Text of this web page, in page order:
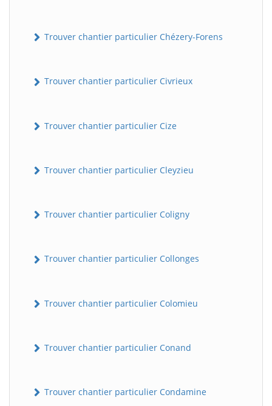
Trouver chantier particulier Chézery-Forens
Trouver chantier particulier Civrieux
Trouver chantier particulier Cize
Trouver chantier particulier Cleyzieu
Trouver chantier particulier Coligny
Trouver chantier particulier Collonges
Trouver chantier particulier Colomieu
Trouver chantier particulier Conand
Trouver chantier particulier Condamine